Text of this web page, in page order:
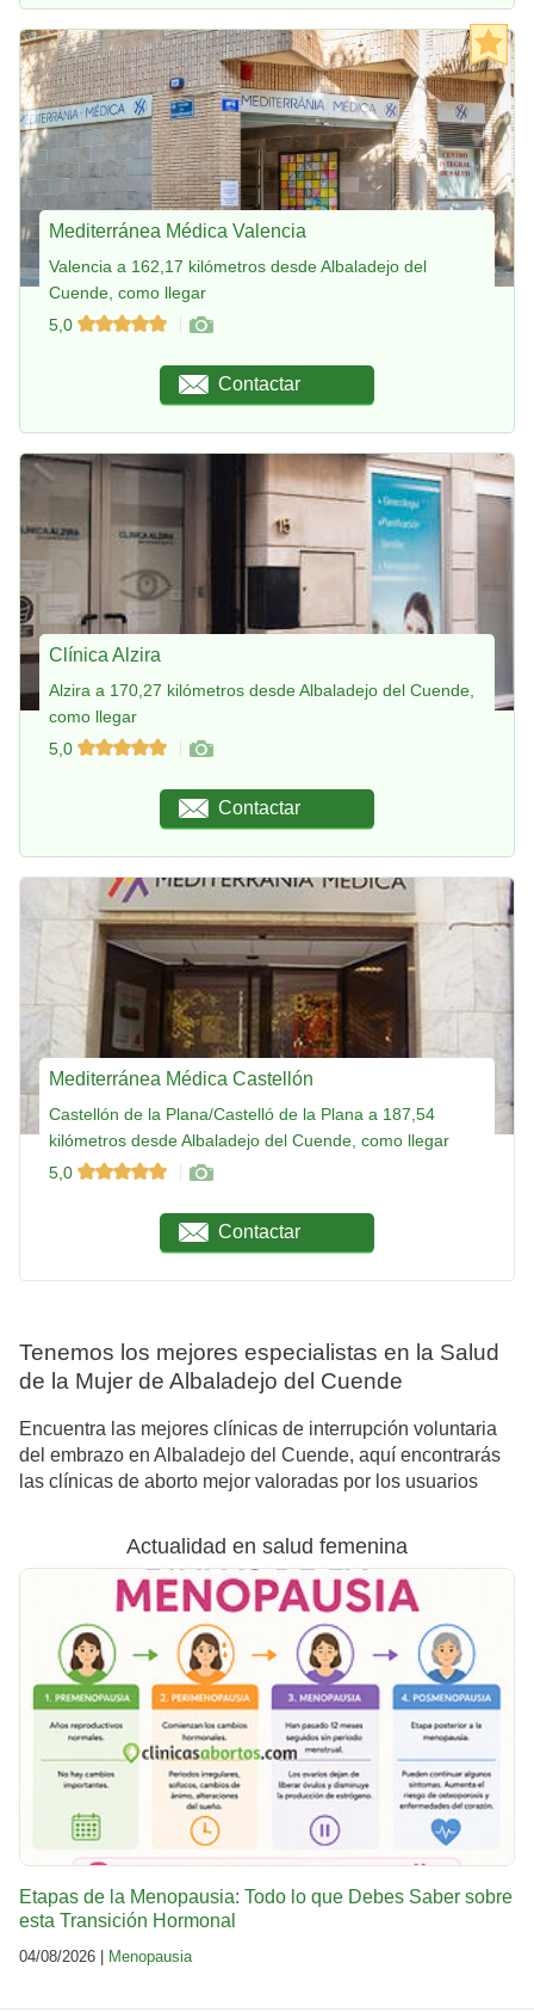
Mediterránea Médica Valencia
Valencia a 162,17 kilómetros desde Albaladejo del
Cuende, como llegar
5,0
Contactar
Clínica Alzira
Alzira a 170,27 kilómetros desde Albaladejo del Cuende,
como llegar
5,0
Contactar
Mediterránea Médica Castellón
Castellón de la Plana/Castelló de la Plana a 187,54
kilómetros desde Albaladejo del Cuende, como llegar
5,0
Contactar
Tenemos los mejores especialistas en la Salud
de la Mujer de Albaladejo del Cuende
Encuentra las mejores clínicas de interrupción voluntaria
del embrazo en Albaladejo del Cuende, aquí encontrarás
las clínicas de aborto mejor valoradas por los usuarios
Actualidad en salud femenina
Etapas de la Menopausia: Todo lo que Debes Saber sobre
esta Transición Hormonal
04/08/2026 | Menopausia